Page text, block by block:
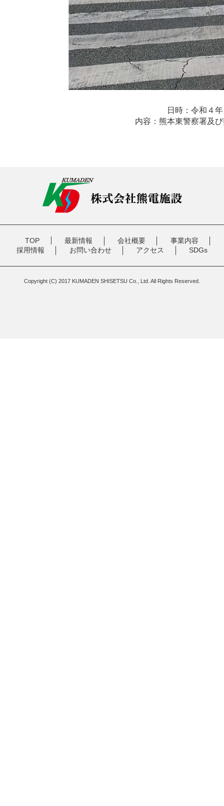
日時：令和４
内容：熊本東警察署及
TOP 最新情報 会社概要
事業内容
採用情報
お問い合わせ アクセス SDGs
Copyright (C) 2017 KUMADEN SHISETSU Co., Ltd. All Rights Reserved.